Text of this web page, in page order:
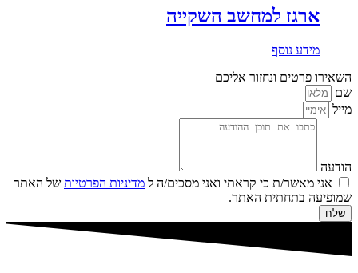
ארגז למחשב השקייה
מידע נוסף
השאירו פרטים ונחזור אליכם
שם
מייל
הודעה
אני מאשר/ת כי קראתי ואני מסכים/ה ל מדיניות הפרטיות של האתר
שמופיעה בתחתית האתר.
שלח